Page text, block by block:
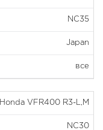
NC35
Japan
все
Honda VFR400 R3-L,M
NC30